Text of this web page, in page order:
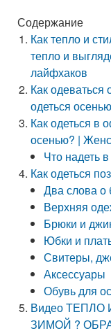
Содержание
Как тепло и
тепло и
лайфхаков
Как
одеться
Как одеться в
осенью? |
Что надеть
Как одеться
Два слова о
Верхняя
Брюки и
Юбки и
Свитеры,
Аксессуары
Обувь для
Видео
ЗИМОЙ ?